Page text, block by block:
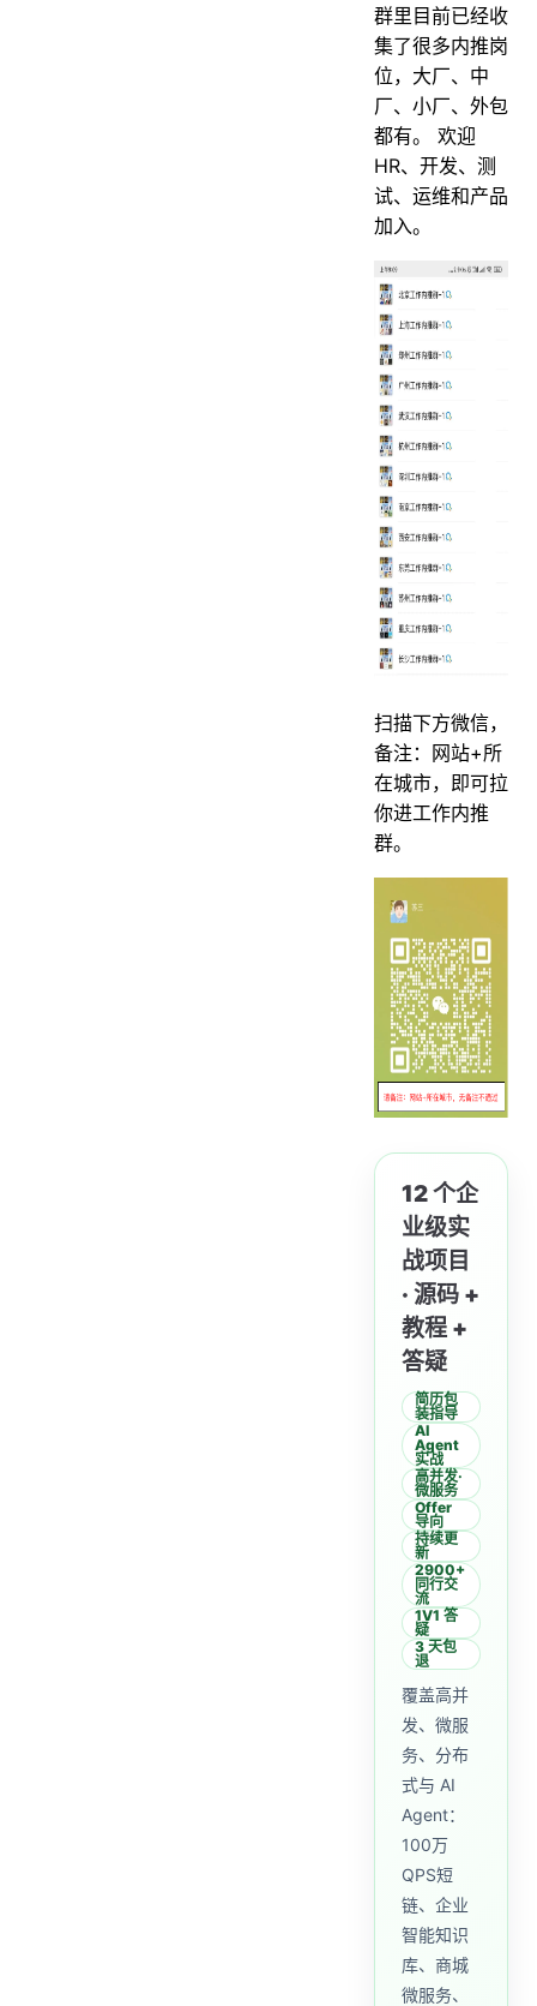
群里目前已经收
集了很多内推岗
位，大厂、中
厂、小厂、外包
都有。 欢迎
HR、开发、测
试、运维和产品
加入。
扫描下方微信，
备注：网站+所
在城市，即可拉
你进工作内推
群。
12 个企
业级实
战项目
· 源码 +
教程 +
答疑
简历包
装指导
AI
Agent
实战
高并发·
微服务
Offer
导向
持续更
新
2900+
同行交
流
1V1 答
疑
3 天包
退
覆盖高并
发、微服
务、分布
式与 AI
Agent：
100万
QPS短
链、企业
智能知识
库、商城
微服务、